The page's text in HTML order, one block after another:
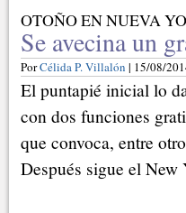
OTOÑO EN NUEVA
Se avecina un
PorCélida P. Villalón | 15/08/
El puntapié inicial lo
con dos funciones
que convoca, entre
Después sigue el